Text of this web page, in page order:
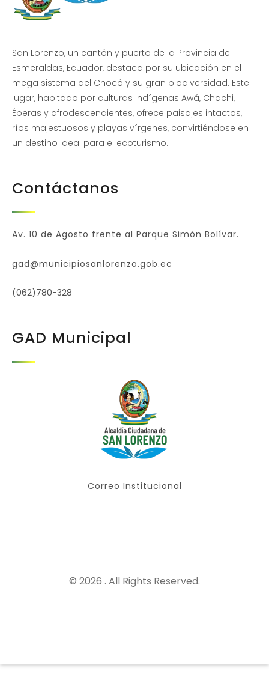
San Lorenzo, un cantón y puerto de la Provincia de
Esmeraldas, Ecuador, destaca por su ubicación en el
mega sistema del Chocó y su gran biodiversidad. Este
lugar, habitado por culturas indígenas Awá, Chachi,
Éperas y afrodescendientes, ofrece paisajes intactos,
ríos majestuosos y playas vírgenes, convirtiéndose en
un destino ideal para el ecoturismo.
Contáctanos
Av. 10 de Agosto frente al Parque Simón Bolívar.
gad@municipiosanlorenzo.gob.ec
(062)780-328
GAD Municipal
Correo Institucional
© 2026 . All Rights Reserved.